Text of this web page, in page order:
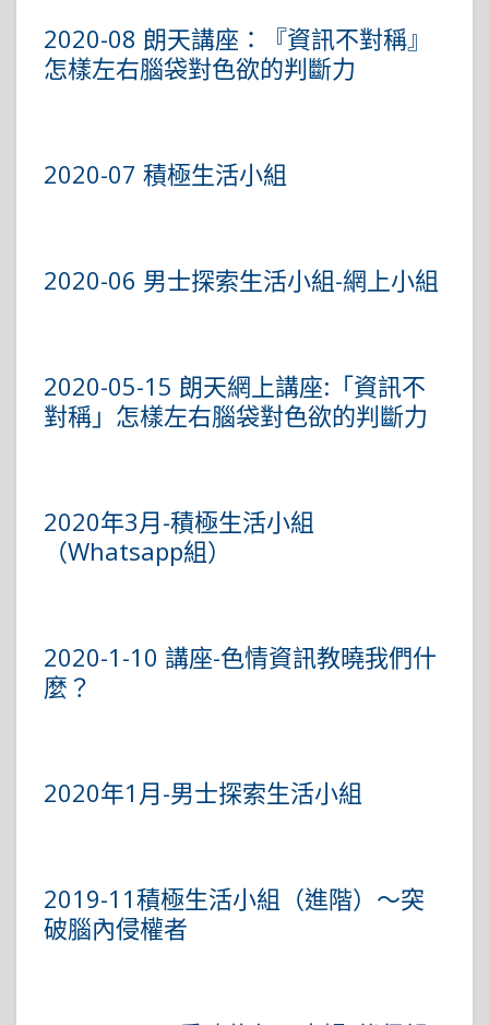
2020-08 朗天講座：『資訊不對稱』
怎樣左右腦袋對色欲的判斷力
2020-07 積極生活小組
2020-06 男士探索生活小組-網上小組
2020-05-15 朗天網上講座:「資訊不
對稱」怎樣左右腦袋對色欲的判斷力
2020年3月-積極生活小組
（Whatsapp組）
2020-1-10 講座-色情資訊教曉我們什
麼？
2020年1月-男士探索生活小組
2019-11積極生活小組（進階）～突
破腦內侵權者